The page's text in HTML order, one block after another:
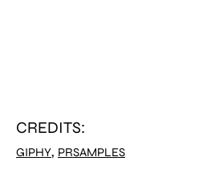
CREDITS:
GIPHY, PRSAMPLES